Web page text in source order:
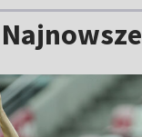
Najnowsze